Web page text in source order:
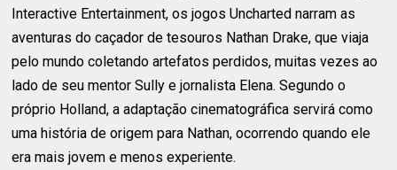
Interactive Entertainment, os jogos Uncharted narram as
aventuras do caçador de tesouros Nathan Drake, que viaja
pelo mundo coletando artefatos perdidos, muitas vezes ao
lado de seu mentor Sully e jornalista Elena. Segundo o
próprio Holland, a adaptação cinematográfica servirá como
uma história de origem para Nathan, ocorrendo quando ele
era mais jovem e menos experiente.